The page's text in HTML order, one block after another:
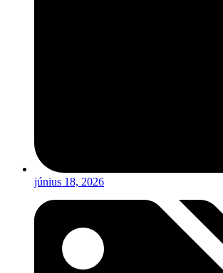
június 18, 2026